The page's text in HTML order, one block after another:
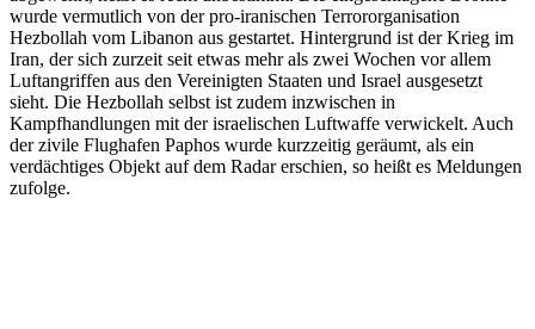
wurde vermutlich von der pro-iranischen Terrororganisation
Hezbollah vom Libanon aus gestartet. Hintergrund ist der Krieg im
Iran, der sich zurzeit seit etwas mehr als zwei Wochen vor allem
Luftangriffen aus den Vereinigten Staaten und Israel ausgesetzt
sieht. Die Hezbollah selbst ist zudem inzwischen in
Kampfhandlungen mit der israelischen Luftwaffe verwickelt. Auch
der zivile Flughafen Paphos wurde kurzzeitig geräumt, als ein
verdächtiges Objekt auf dem Radar erschien, so heißt es Meldungen
zufolge.